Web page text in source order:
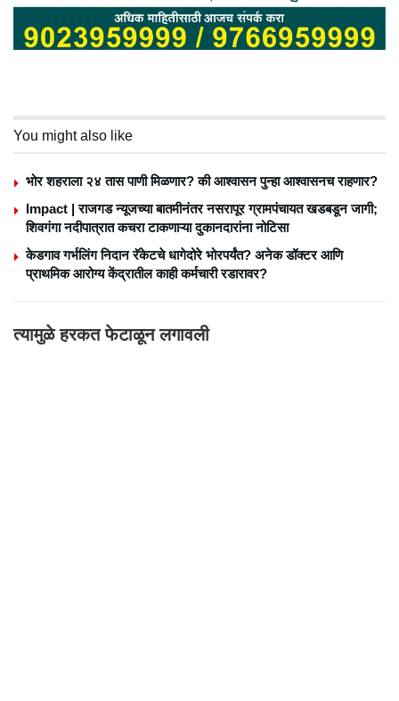
You might also like
भोर शहराला २४ तास पाणी मिळणार? की आश्वासन पुन्हा आश्वासनच राहणार?
Impact | राजगड न्यूजच्या बातमीनंतर नसरापूर ग्रामपंचायत खडबडून जागी;
शिवगंगा नदीपात्रात कचरा टाकणाऱ्या दुकानदारांना नोटिसा
केडगाव गर्भलिंग निदान रॅकेटचे धागेदोरे भोरपर्यंत? अनेक डॉक्टर आणि
प्राथमिक आरोग्य केंद्रातील काही कर्मचारी रडारावर?
त्यामुळे हरकत फेटाळून लगावली